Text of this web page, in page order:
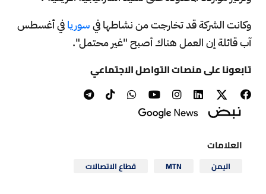
وكانت الشركة قد تخارجت من نشاطها فيسوريافي أغسطس
آب قائلة إن العمل هناك أصبح "غير محتمل".
تابعونا على منصات التواصل الاجتماعي
العلامات
اليمن MTN قطاع الاتصالات